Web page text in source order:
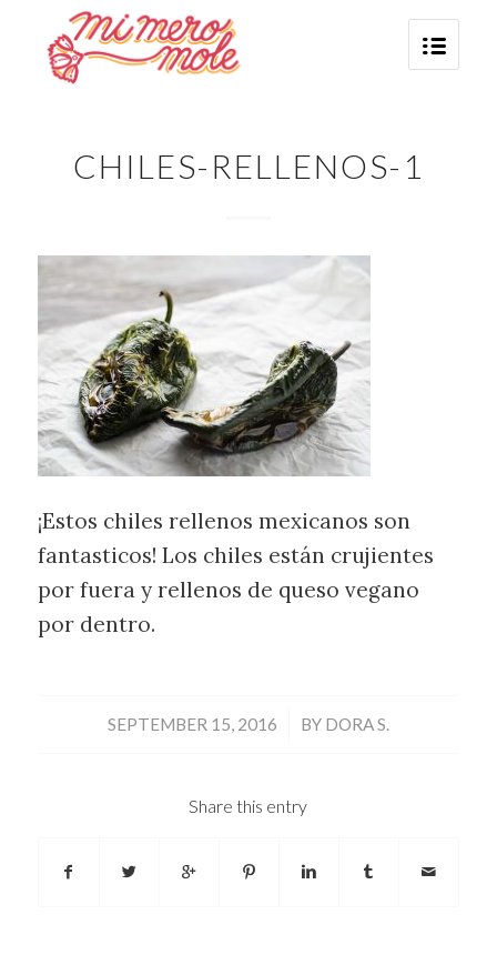
CHILES-RELLENOS-1
¡Estos chiles rellenos mexicanos son
fantasticos! Los chiles están crujientes
por fuera y rellenos de queso vegano
por dentro.
SEPTEMBER 15, 2016
/ BY DORA S.
Share this entry